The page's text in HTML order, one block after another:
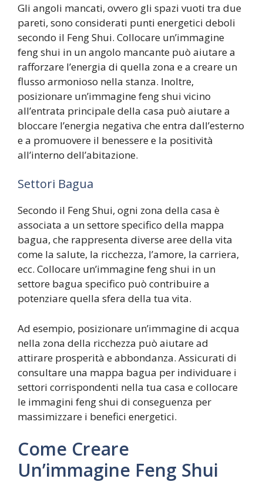
Gli angoli mancati, ovvero gli spazi vuoti tra due
pareti, sono considerati punti energetici deboli
secondo il Feng Shui. Collocare un’immagine
feng shui in un angolo mancante può aiutare a
rafforzare l’energia di quella zona e a creare un
flusso armonioso nella stanza. Inoltre,
posizionare un’immagine feng shui vicino
all’entrata principale della casa può aiutare a
bloccare l’energia negativa che entra dall’esterno
e a promuovere il benessere e la positività
all’interno dell’abitazione.
Settori Bagua
Secondo il Feng Shui, ogni zona della casa è
associata a un settore specifico della mappa
bagua, che rappresenta diverse aree della vita
come la salute, la ricchezza, l’amore, la carriera,
ecc. Collocare un’immagine feng shui in un
settore bagua specifico può contribuire a
potenziare quella sfera della tua vita.
Ad esempio, posizionare un’immagine di acqua
nella zona della ricchezza può aiutare ad
attirare prosperità e abbondanza. Assicurati di
consultare una mappa bagua per individuare i
settori corrispondenti nella tua casa e collocare
le immagini feng shui di conseguenza per
massimizzare i benefici energetici.
Come Creare
Un’immagine Feng Shui